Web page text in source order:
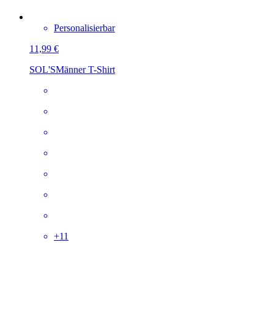
Personalisierbar
11,99 €
SOL'SMänner T-Shirt
+11